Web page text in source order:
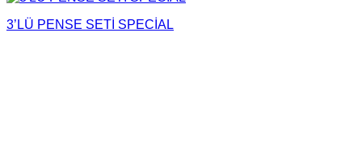
3’LÜ PENSE SETİ SPECİAL